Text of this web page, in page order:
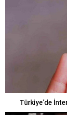
Türkiye’de